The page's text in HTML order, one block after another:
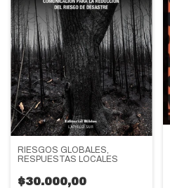
RIESGOS GLOBALES,
RESPUESTAS LOCALES
$30.000,00